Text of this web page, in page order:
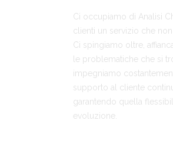
Ci occupiamo di Analisi
clienti un servizio che
Ci spingiamo oltre,
le problematiche che si
impegniamo
supporto al cliente
garantendo quella
evoluzione.